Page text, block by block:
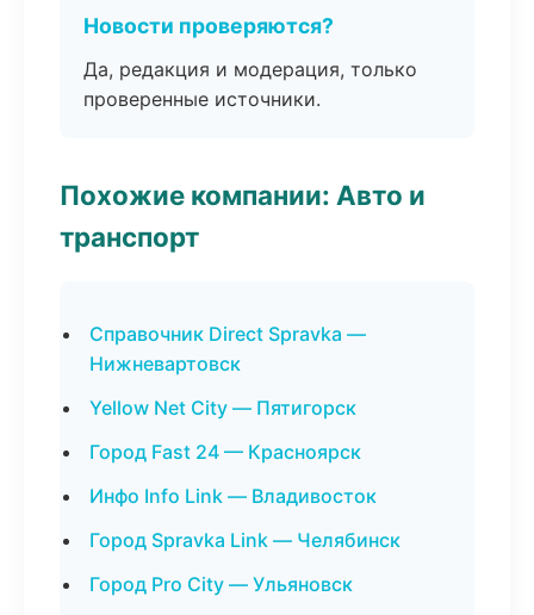
Новости проверяются?
Да, редакция и модерация, только
проверенные источники.
Похожие компании: Авто и
транспорт
Справочник Direct Spravka —
Нижневартовск
Yellow Net City — Пятигорск
Город Fast 24 — Красноярск
Инфо Info Link — Владивосток
Город Spravka Link — Челябинск
Город Pro City — Ульяновск